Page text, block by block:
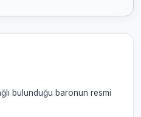
bulunduğu baronun resmi